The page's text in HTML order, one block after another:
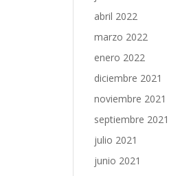
abril 2022
marzo 2022
enero 2022
diciembre 2021
noviembre 2021
septiembre 2021
julio 2021
junio 2021